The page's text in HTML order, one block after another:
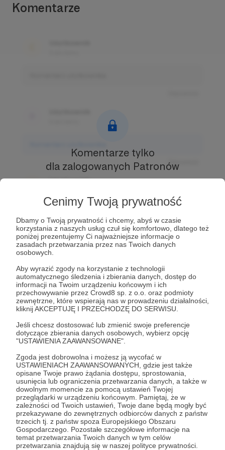
Cenimy Twoją prywatność
Dbamy o Twoją prywatność i chcemy, abyś w czasie
korzystania z naszych usług czuł się komfortowo, dlatego też
poniżej prezentujemy Ci najważniejsze informacje o
zasadach przetwarzania przez nas Twoich danych
osobowych.
Aby wyrazić zgody na korzystanie z technologii
automatycznego śledzenia i zbierania danych, dostęp do
informacji na Twoim urządzeniu końcowym i ich
przechowywanie przez Crowd8 sp. z o.o. oraz podmioty
zewnętrzne, które wspierają nas w prowadzeniu działalności,
kliknij AKCEPTUJĘ I PRZECHODZĘ DO SERWISU.
Jeśli chcesz dostosować lub zmienić swoje preferencje
dotyczące zbierania danych osobowych, wybierz opcję
"USTAWIENIA ZAAWANSOWANE".
Zgoda jest dobrowolna i możesz ją wycofać w
USTAWIENIACH ZAAWANSOWANYCH, gdzie jest także
opisane Twoje prawo żądania dostępu, sprostowania,
usunięcia lub ograniczenia przetwarzania danych, a także w
dowolnym momencie za pomocą ustawień Twojej
przeglądarki w urządzeniu końcowym. Pamiętaj, że w
zależności od Twoich ustawień, Twoje dane będą mogły być
przekazywane do zewnętrznych odbiorców danych z państw
trzecich tj. z państw spoza Europejskiego Obszaru
Gospodarczego. Pozostałe szczegółowe informacje na
temat przetwarzania Twoich danych w tym celów
przetwarzania znajdują się w naszej polityce prywatności.
Komentarze
Odpowiedz
Użytkownik
Odpowiedz
Użytkownik
Komentarz użytkownika
Odpowiedz
Komentarze tylko
dla zalogowanych Patronów
dostęp!
Zostań Patronem
Dołącz do grona Patronów!
Wesprzyj działalność AutoraTRUE Teatr Ruchu
Umownie Ewidentnegojuż teraz!